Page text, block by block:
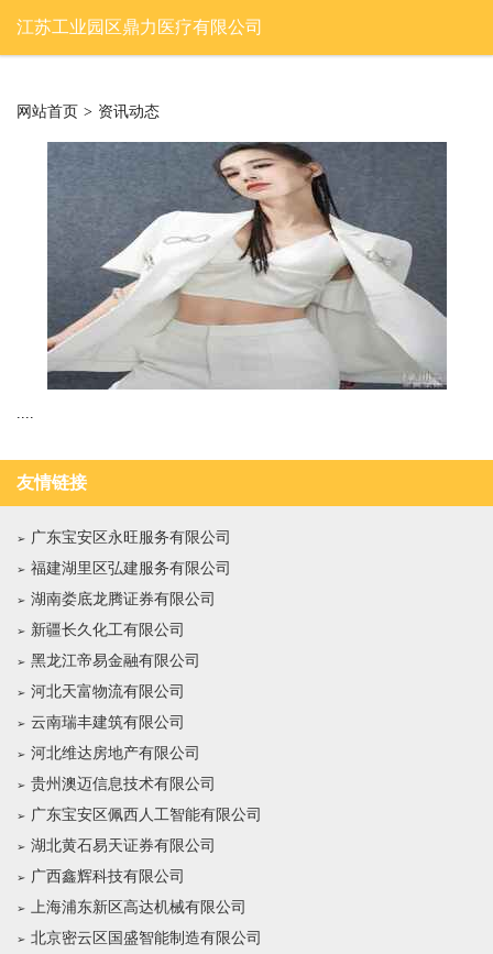
江苏工业园区鼎力医疗有限公司
网站首页 > 资讯动态
....
友情链接
广东宝安区永旺服务有限公司
福建湖里区弘建服务有限公司
湖南娄底龙腾证券有限公司
新疆长久化工有限公司
黑龙江帝易金融有限公司
河北天富物流有限公司
云南瑞丰建筑有限公司
河北维达房地产有限公司
贵州澳迈信息技术有限公司
广东宝安区佩西人工智能有限公司
湖北黄石易天证券有限公司
广西鑫辉科技有限公司
上海浦东新区高达机械有限公司
北京密云区国盛智能制造有限公司